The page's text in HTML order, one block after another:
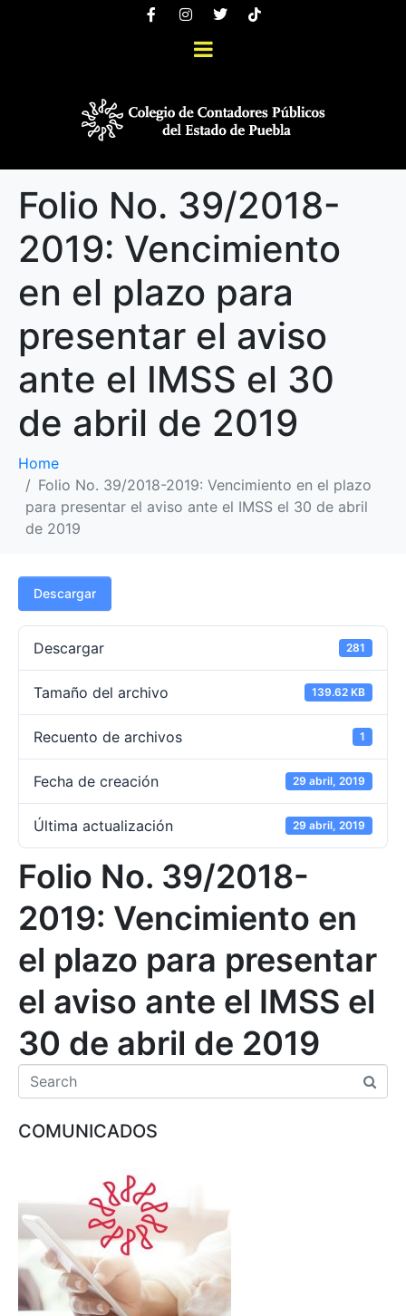
Folio No. 39/2018-
2019: Vencimiento
en el plazo para
presentar el aviso
ante el IMSS el 30
de abril de 2019
Home
Folio No. 39/2018-2019: Vencimiento en el plazo
para presentar el aviso ante el IMSS el 30 de abril
de 2019
Descargar
Descargar 281
Tamaño del archivo 139.62 KB
Recuento de archivos 1
Fecha de creación 29 abril, 2019
Última actualización 29 abril, 2019
Folio No. 39/2018-
2019: Vencimiento en
el plazo para presentar
el aviso ante el IMSS el
30 de abril de 2019
COMUNICADOS